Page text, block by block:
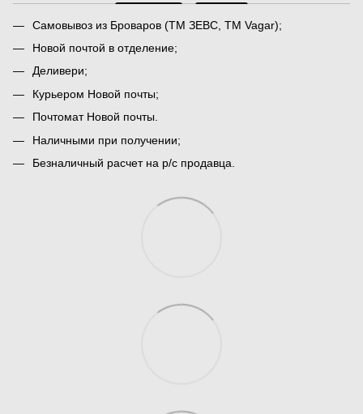
Самовывоз из Броваров (ТМ ЗЕВС, ТМ Vagar);
Новой почтой в отделение;
Деливери;
Курьером Новой почты;
Почтомат Новой почты.
Наличными при получении;
Безналичный расчет на р/с продавца.